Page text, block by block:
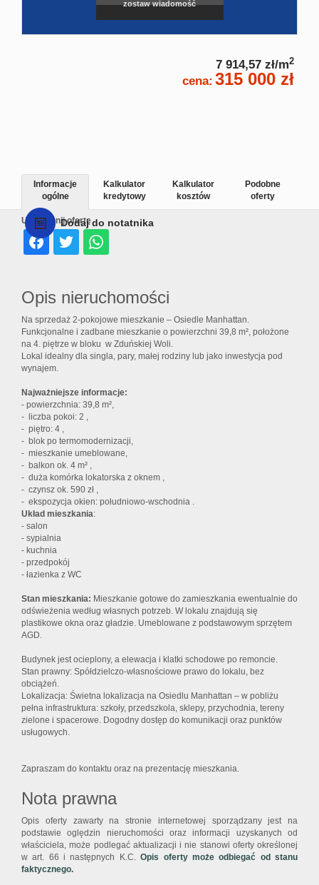
zostaw wiadomość
7 914,57 zł/m2
cena: 315 000 zł
Dodaj do notatnika
Udostępnij ofertę
Informacje
ogólne
Kalkulator
kredytowy
Kalkulator
kosztów
Podobne
oferty
Opis nieruchomości
Na sprzedaż 2-pokojowe mieszkanie – Osiedle Manhattan.
Funkcjonalne i zadbane mieszkanie o powierzchni 39,8 m², położone
na 4. piętrze w bloku w Zduńskiej Woli.
Lokal idealny dla singla, pary, małej rodziny lub jako inwestycja pod
wynajem.
Najważniejsze informacje:
- powierzchnia: 39,8 m²,
- liczba pokoi: 2 ,
- piętro: 4 ,
- blok po termomodernizacji,
- mieszkanie umeblowane,
- balkon ok. 4 m² ,
- duża komórka lokatorska z oknem ,
- czynsz ok. 590 zł ,
- ekspozycja okien: południowo-wschodnia .
Układ mieszkania:
- salon
- sypialnia
- kuchnia
- przedpokój
- łazienka z WC
Stan mieszkania: Mieszkanie gotowe do zamieszkania ewentualnie do
odświeżenia według własnych potrzeb. W lokalu znajdują się
plastikowe okna oraz gładzie. Umeblowane z podstawowym sprzętem
AGD.
Budynek jest ocieplony, a elewacja i klatki schodowe po remoncie.
Stan prawny: Spółdzielczo-własnościowe prawo do lokalu, bez
obciążeń.
Lokalizacja: Świetna lokalizacja na Osiedlu Manhattan – w pobliżu
pełna infrastruktura: szkoły, przedszkola, sklepy, przychodnia, tereny
zielone i spacerowe. Dogodny dostęp do komunikacji oraz punktów
usługowych.
Zapraszam do kontaktu oraz na prezentację mieszkania.
Nota prawna
Opis oferty zawarty na stronie internetowej sporządzany jest na
podstawie oględzin nieruchomości oraz informacji uzyskanych od
właściciela, może podlegać aktualizacji i nie stanowi oferty określonej
w art. 66 i następnych K.C.Opis oferty może odbiegać od stanu
faktycznego.